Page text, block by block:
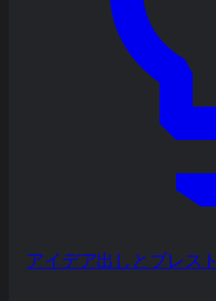
アイデア出しとブレスト